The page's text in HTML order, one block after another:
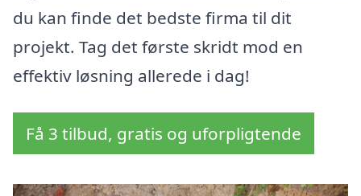
du kan finde det bedste firma til dit
projekt. Tag det første skridt mod en
effektiv løsning allerede i dag!
Få 3 tilbud, gratis og uforpligtende